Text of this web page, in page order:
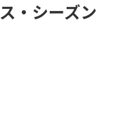
・シーズン